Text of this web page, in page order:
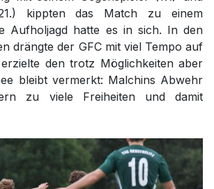
kippten das Match zu einem
Aufholjagd hatte es in sich. In den
drängte der GFC mit viel Tempo auf
den trotz Möglichkeiten aber
bleibt vermerkt: Malchins Abwehr
zu viele Freiheiten und damit